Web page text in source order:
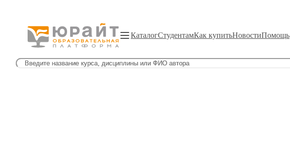
КаталогСтудентамКак купитьНовостиПомощь